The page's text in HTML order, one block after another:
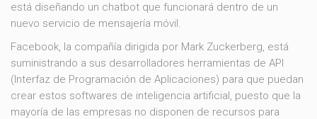
está diseñando un chatbot que funcionará dentro de un
nuevo servicio de mensajería móvil.
Facebook, la compañía dirigida por Mark Zuckerberg, está
suministrando a sus desarrolladores herramientas de API
(Interfaz de Programación de Aplicaciones) para que puedan
crear estos softwares de inteligencia artificial, puesto que la
mayoría de las empresas no disponen de recursos para